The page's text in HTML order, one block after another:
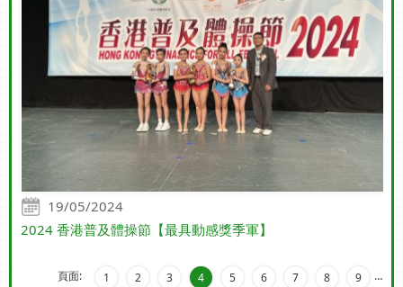
19/05/2024
2024 香港普及體操節【最具動感獎季軍】
頁面: 1 2 3 4 5 6 7 8 9 …